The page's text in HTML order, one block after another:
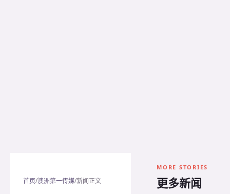
首页/澳洲第一传媒/新闻正文
MORE STORIES
更多新闻